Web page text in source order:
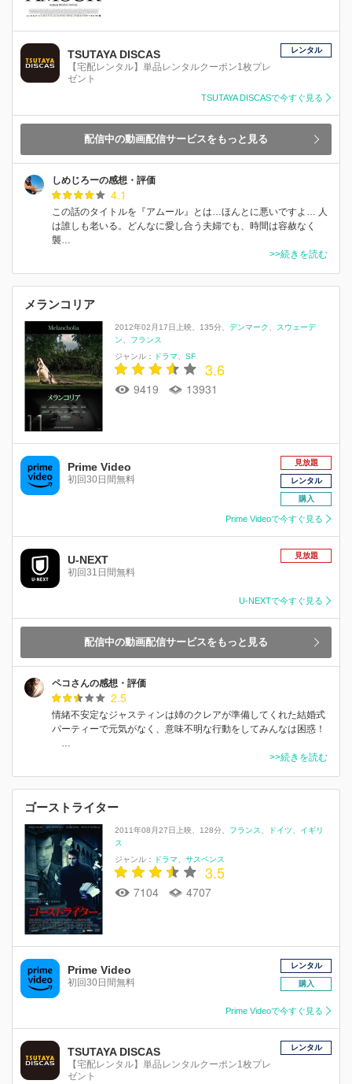
TSUTAYA DISCAS
【宅配レンタル】単品レンタルクーポン1枚プレ
ゼント
レンタル
TSUTAYA DISCASで今すぐ見る
配信中の動画配信サービスをもっと見る
しめじろーの感想・評価
4.1
この話のタイトルを『アムール』とは…ほんとに悪いですよ… 人
は誰しも老いる。どんなに愛し合う夫婦でも、時間は容赦なく
襲…
>>続きを読む
メランコリア
2012年02月17日上映 135分 デンマーク
スウェーデ
ン
フランス
ジャンル：
ドラマ SF
3.6
9419 13931
Prime Video
初回30日間無料
見放題
レンタル
購入
Prime Videoで今すぐ見る
U-NEXT
初回31日間無料
見放題
U-NEXTで今すぐ見る
配信中の動画配信サービスをもっと見る
ペコさんの感想・評価
2.5
情緒不安定なジャスティンは姉のクレアが準備してくれた結婚式
パーティーで元気がなく、意味不明な行動をしてみんなは困惑！
>>続きを読む
ゴーストライター
2011年08月27日上映 128分 フランス ドイツ
イギリ
ス
ジャンル：
ドラマ サスペンス
3.5
7104 4707
Prime Video
初回30日間無料
レンタル
購入
Prime Videoで今すぐ見る
TSUTAYA DISCAS
【宅配レンタル】単品レンタルクーポン1枚プレ
ゼント
レンタル